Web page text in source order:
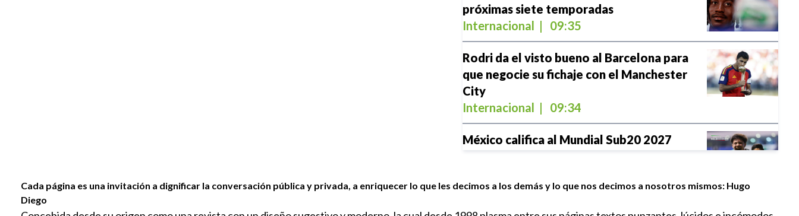
próximas siete temporadas
Internacional | 09:35
Rodri da el visto bueno al Barcelona para
que negocie su fichaje con el Manchester
City
Internacional | 09:34
México califica al Mundial Sub20 2027
Cada página es una invitación a dignificar la conversación pública y privada, a enriquecer lo que les decimos a los demás y lo que nos decimos a nosotros mismos: Hugo
Diego